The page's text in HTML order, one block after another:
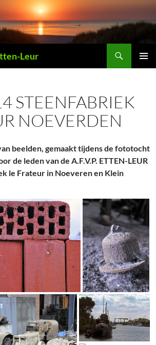
Leur
STEENFABRIEK
NOEVERDEN
beelden, gemaakt tijdens de fototocht
de leden van de A.F.V.P. ETTEN-LEUR
le Frateur in Noeveren en Klein